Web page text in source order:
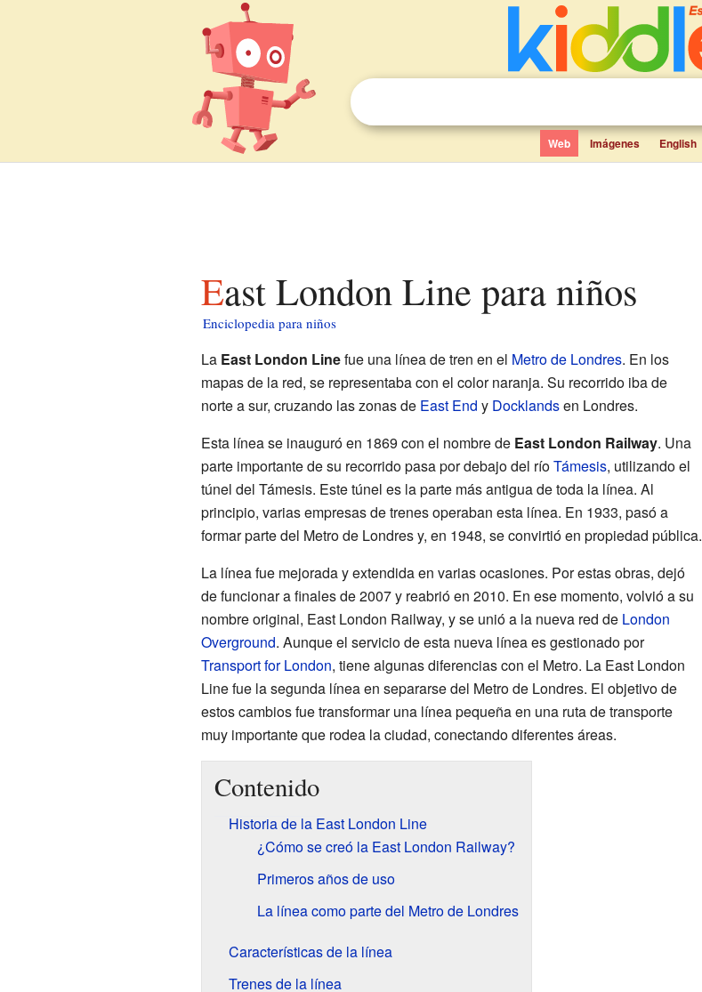
Web Imágenes English
East London Line para niños
Enciclopedia para niños
La East London Linefue una línea de tren en el Metro de Londres. En los
mapas de la red, se representaba con el color naranja. Su recorrido iba de
norte a sur, cruzando las zonas de East End y Docklandsen Londres.
Esta línea se inauguró en 1869 con el nombre de East London Railway. Una
parte importante de su recorrido pasa por debajo del ríoTámesis, utilizando el
túnel del Támesis. Este túnel es la parte más antigua de toda la línea. Al
principio, varias empresas de trenes operaban esta línea. En 1933, pasó a
formar parte del Metro de Londres y, en 1948, se convirtió en propiedad pública.
La línea fue mejorada y extendida en varias ocasiones. Por estas obras, dejó
de funcionar a finales de 2007 y reabrió en 2010. En ese momento, volvió a su
nombre original, East London Railway, y se unió a la nueva red de London
Overground. Aunque el servicio de esta nueva línea es gestionado por
Transport for London, tiene algunas diferencias con el Metro. La East London
Line fue la segunda línea en separarse del Metro de Londres. El objetivo de
estos cambios fue transformar una línea pequeña en una ruta de transporte
muy importante que rodea la ciudad, conectando diferentes áreas.
Contenido
Historia de la East London Line
¿Cómo se creó la East London Railway?
Primeros años de uso
La línea como parte del Metro de Londres
Características de la línea
Trenes de la línea